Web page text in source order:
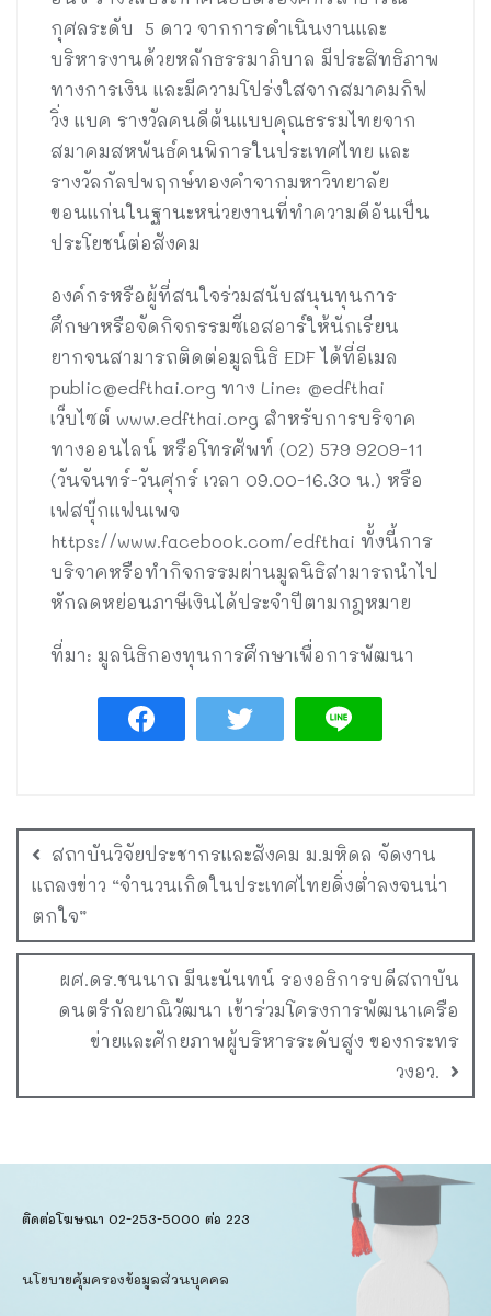
กุศลระดับ 5 ดาว จากการดำเนินงานและ
บริหารงานด้วยหลักธรรมาภิบาล มีประสิทธิภาพ
ทางการเงิน และมีความโปร่งใสจากสมาคมกิฟ
วิ่ง แบค รางวัลคนดีต้นแบบคุณธรรมไทยจาก
สมาคมสหพันธ์คนพิการในประเทศไทย และ
รางวัลกัลปพฤกษ์ทองคำจากมหาวิทยาลัย
ขอนแก่นในฐานะหน่วยงานที่ทำความดีอันเป็น
ประโยชน์ต่อสังคม
องค์กรหรือผู้ที่สนใจร่วมสนับสนุนทุนการ
ศึกษาหรือจัดกิจกรรมซีเอสอาร์ให้นักเรียน
ยากจนสามารถติดต่อมูลนิธิ EDF ได้ที่อีเมล
public@edfthai.org ทาง Line: @edfthai
เว็บไซต์ www.edfthai.org สำหรับการบริจาค
ทางออนไลน์ หรือโทรศัพท์ (02) 579 9209-11
(วันจันทร์-วันศุกร์ เวลา 09.00-16.30 น.) หรือ
เฟสบุ๊กแฟนเพจ
https://www.facebook.com/edfthai ทั้งนี้การ
บริจาคหรือทำกิจกรรมผ่านมูลนิธิสามารถนำไป
หักลดหย่อนภาษีเงินได้ประจำปีตามกฎหมาย
ที่มา: มูลนิธิกองทุนการศึกษาเพื่อการพัฒนา
สถาบันวิจัยประชากรและสังคม ม.มหิดล จัดงาน
แถลงข่าว “จำนวนเกิดในประเทศไทยดิ่งต่ำลงจนน่า
ตกใจ”
ผศ.ดร.ชนนาถ มีนะนันทน์ รองอธิการบดีสถาบัน
ดนตรีกัลยาณิวัฒนา เข้าร่วมโครงการพัฒนาเครือ
ข่ายและศักยภาพผู้บริหารระดับสูง ของกระทร
วงอว.
ติดต่อโฆษณา 02-253-5000​ ต่อ 223
นโยบายคุ้มครองข้อมูลส่วนบุคคล​